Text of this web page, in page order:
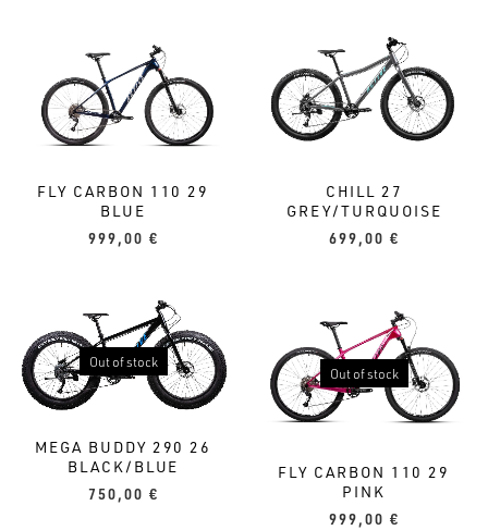
FLY CARBON 110 29
BLUE
999,00 €
CHILL 27
GREY/TURQUOISE
699,00 €
Out of stock
MEGA BUDDY 290 26
BLACK/BLUE
750,00 €
Out of stock
FLY CARBON 110 29
PINK
999,00 €